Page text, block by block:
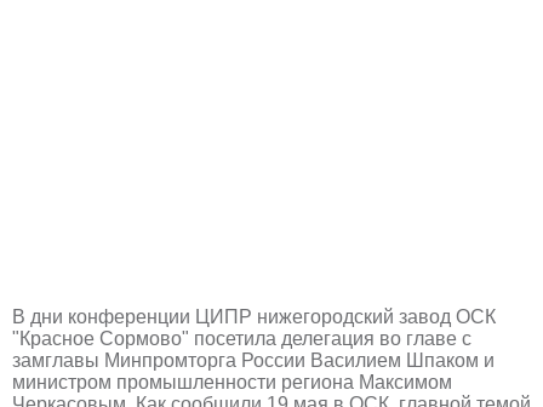
В дни конференции ЦИПР нижегородский завод ОСК
"Красное Сормово" посетила делегация во главе с
замглавы Минпромторга России Василием Шпаком и
министром промышленности региона Максимом